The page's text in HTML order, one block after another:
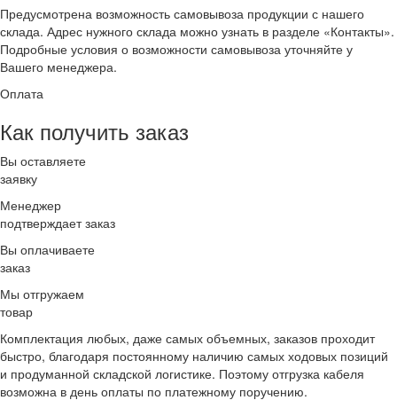
Предусмотрена возможность самовывоза продукции с нашего
склада. Адрес нужного склада можно узнать в разделе «Контакты».
Подробные условия о возможности самовывоза уточняйте у
Вашего менеджера.
Оплата
Как получить заказ
Вы оставляете
заявку
Менеджер
подтверждает заказ
Вы оплачиваете
заказ
Мы отгружаем
товар
Комплектация любых, даже самых объемных, заказов проходит
быстро, благодаря постоянному наличию самых ходовых позиций
и продуманной складской логистике. Поэтому отгрузка кабеля
возможна в день оплаты по платежному поручению.